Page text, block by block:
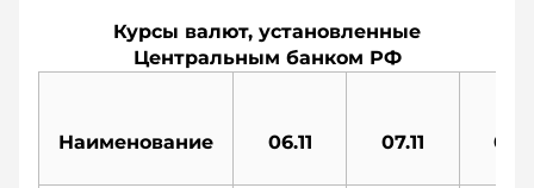
Курсы валют, установленные
Центральным банком РФ
Наименование 06.11 07.11